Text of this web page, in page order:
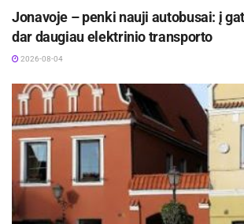
Jonavoje – penki nauji autobusai: į
dar daugiau elektrinio transporto
2026-08-04